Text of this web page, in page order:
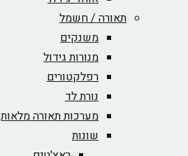
תאורה / חשמל
משנקים
מנורות גידול
רפלקטורים
נורת לד
מערכות תאורה מלאות
שונות